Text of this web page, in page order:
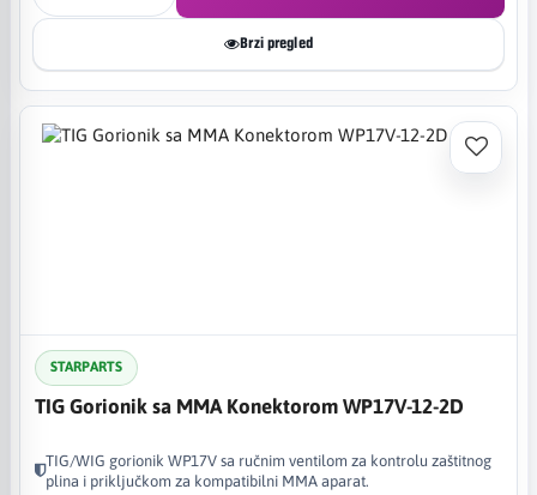
Brzi pregled
STARPARTS
TIG Gorionik sa MMA Konektorom WP17V-12-2D
TIG/WIG gorionik WP17V sa ručnim ventilom za kontrolu zaštitnog
plina i priključkom za kompatibilni MMA aparat.